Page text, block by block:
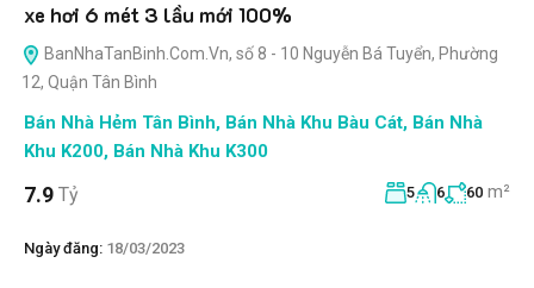
xe hơi 6 mét 3 lầu mới 100%
BanNhaTanBinh.Com.Vn, số 8 - 10 Nguyễn Bá Tuyển, Phường
12, Quận Tân Bình
Bán Nhà Hẻm Tân Bình, Bán Nhà Khu Bàu Cát, Bán Nhà
Khu K200, Bán Nhà Khu K300
7.9 Tỷ 5 6 60 m²
Ngày đăng: 18/03/2023